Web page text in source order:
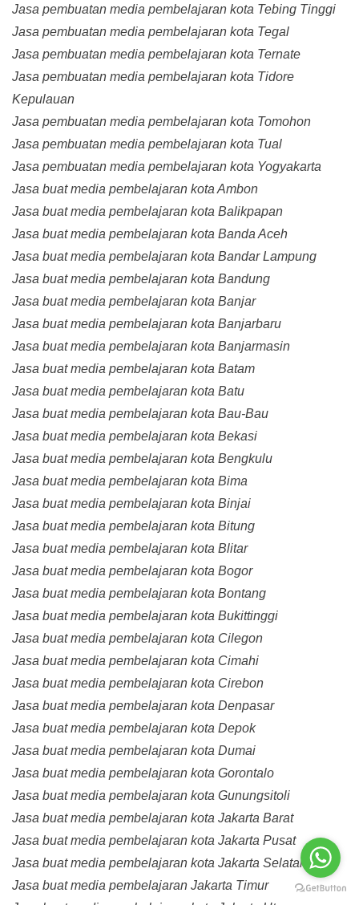
Jasa pembuatan media pembelajaran kota Tebing Tinggi
Jasa pembuatan media pembelajaran kota Tegal
Jasa pembuatan media pembelajaran kota Ternate
Jasa pembuatan media pembelajaran kota Tidore
Kepulauan
Jasa pembuatan media pembelajaran kota Tomohon
Jasa pembuatan media pembelajaran kota Tual
Jasa pembuatan media pembelajaran kota Yogyakarta
Jasa buat media pembelajaran kota Ambon
Jasa buat media pembelajaran kota Balikpapan
Jasa buat media pembelajaran kota Banda Aceh
Jasa buat media pembelajaran kota Bandar Lampung
Jasa buat media pembelajaran kota Bandung
Jasa buat media pembelajaran kota Banjar
Jasa buat media pembelajaran kota Banjarbaru
Jasa buat media pembelajaran kota Banjarmasin
Jasa buat media pembelajaran kota Batam
Jasa buat media pembelajaran kota Batu
Jasa buat media pembelajaran kota Bau-Bau
Jasa buat media pembelajaran kota Bekasi
Jasa buat media pembelajaran kota Bengkulu
Jasa buat media pembelajaran kota Bima
Jasa buat media pembelajaran kota Binjai
Jasa buat media pembelajaran kota Bitung
Jasa buat media pembelajaran kota Blitar
Jasa buat media pembelajaran kota Bogor
Jasa buat media pembelajaran kota Bontang
Jasa buat media pembelajaran kota Bukittinggi
Jasa buat media pembelajaran kota Cilegon
Jasa buat media pembelajaran kota Cimahi
Jasa buat media pembelajaran kota Cirebon
Jasa buat media pembelajaran kota Denpasar
Jasa buat media pembelajaran kota Depok
Jasa buat media pembelajaran kota Dumai
Jasa buat media pembelajaran kota Gorontalo
Jasa buat media pembelajaran kota Gunungsitoli
Jasa buat media pembelajaran kota Jakarta Barat
Jasa buat media pembelajaran kota Jakarta Pusat
Jasa buat media pembelajaran kota Jakarta Selatan
Jasa buat media pembelajaran Jakarta Timur